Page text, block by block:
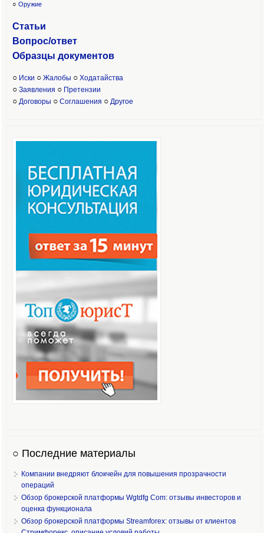
○ Оружие
Статьи
Вопрос/ответ
Образцы документов
○ Иски ○ Жалобы ○ Ходатайства
○ Заявления ○ Претензии
○ Договоры ○ Соглашения ○ Другое
○ Последние материалы
Компании внедряют блокчейн для повышения прозрачности
операций
Обзор брокерской платформы Wgtdfg Com: отзывы инвесторов и
оценка функционала
Обзор брокерской платформы Streamforex: отзывы от клиентов